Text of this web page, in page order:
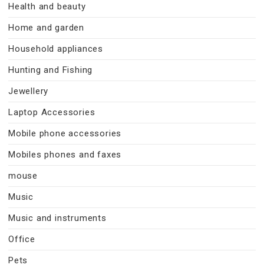
Health and beauty
Home and garden
Household appliances
Hunting and Fishing
Jewellery
Laptop Accessories
Mobile phone accessories
Mobiles phones and faxes
mouse
Music
Music and instruments
Office
Pets